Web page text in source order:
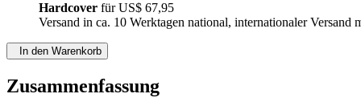
Hardcover fürUS$ 67,95
Versand in ca. 10 Werktagen national, internationaler Versand
In den Warenkorb
Zusammenfassung